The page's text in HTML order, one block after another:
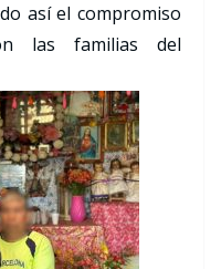
así el compromiso
las familias del